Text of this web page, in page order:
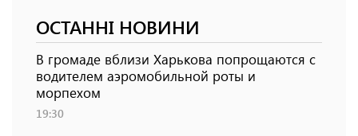
ОСТАННІ НОВИНИ
В громаде вблизи Харькова попрощаются с
водителем аэромобильной роты и
морпехом
19:30